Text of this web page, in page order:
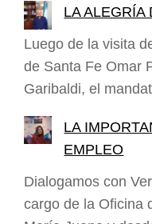
LA ALEGRÍA
Luego de la visita
de Santa Fe Omar
Garibaldi, el
LA
EMPLEO
Dialogamos con
cargo de la Oficina